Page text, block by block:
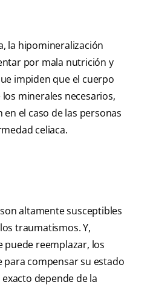
la hipomineralización
por mala nutrición y
impiden que el cuerpo
minerales necesarios,
el caso de las personas
celiaca.
altamente susceptibles
traumatismos. Y,
puede reemplazar, los
compensar su estado
depende de la